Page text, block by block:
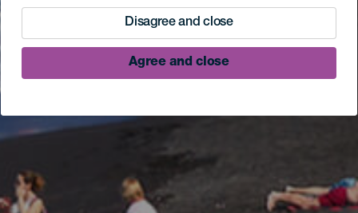
Disagree and close
Agree and close